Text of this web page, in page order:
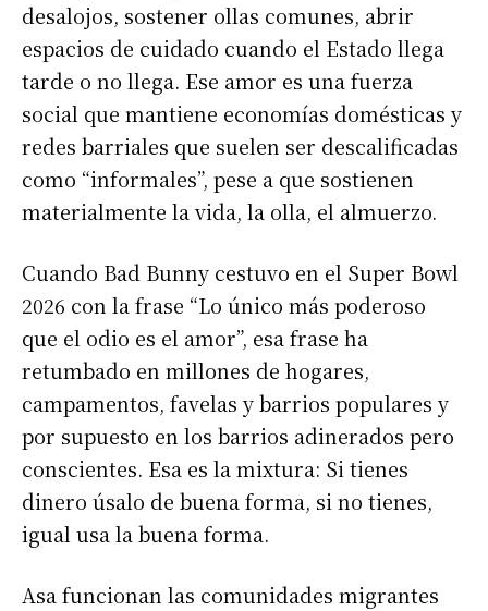
desalojos, sostener ollas comunes, abrir
espacios de cuidado cuando el Estado llega
tarde o no llega. Ese amor es una fuerza
social que mantiene economías domésticas y
redes barriales que suelen ser descalificadas
como “informales”, pese a que sostienen
materialmente la vida, la olla, el almuerzo.
Cuando Bad Bunny cestuvo en el Super Bowl
2026 con la frase “Lo único más poderoso
que el odio es el amor”, esa frase ha
retumbado en millones de hogares,
campamentos, favelas y barrios populares y
por supuesto en los barrios adinerados pero
conscientes. Esa es la mixtura: Si tienes
dinero úsalo de buena forma, si no tienes,
igual usa la buena forma.
Asa funcionan las comunidades migrantes